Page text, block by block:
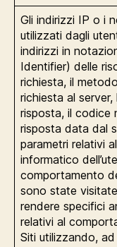
Gli indirizzi IP o i
utilizzati dagli
indirizzi in
Identifier) delle
richiesta, il
richiesta al
risposta, il codice
risposta data dal
parametri relativi
informatico
comportamento
sono state
rendere specifici
relativi al
Siti utilizzando,